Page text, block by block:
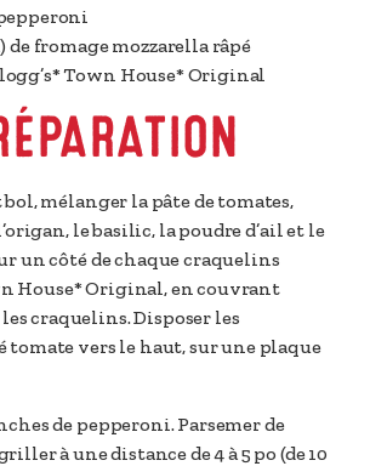
de fromage mozzarella râpé
Town House* Original
bol, mélanger la pâte de tomates,
le basilic, la poudre d’ail et le
un côté de chaque craquelins
House* Original, en couvrant
craquelins. Disposer les
tomate vers le haut, sur une plaque
de pepperoni. Parsemer de
à une distance de 4 à 5 po (de 10